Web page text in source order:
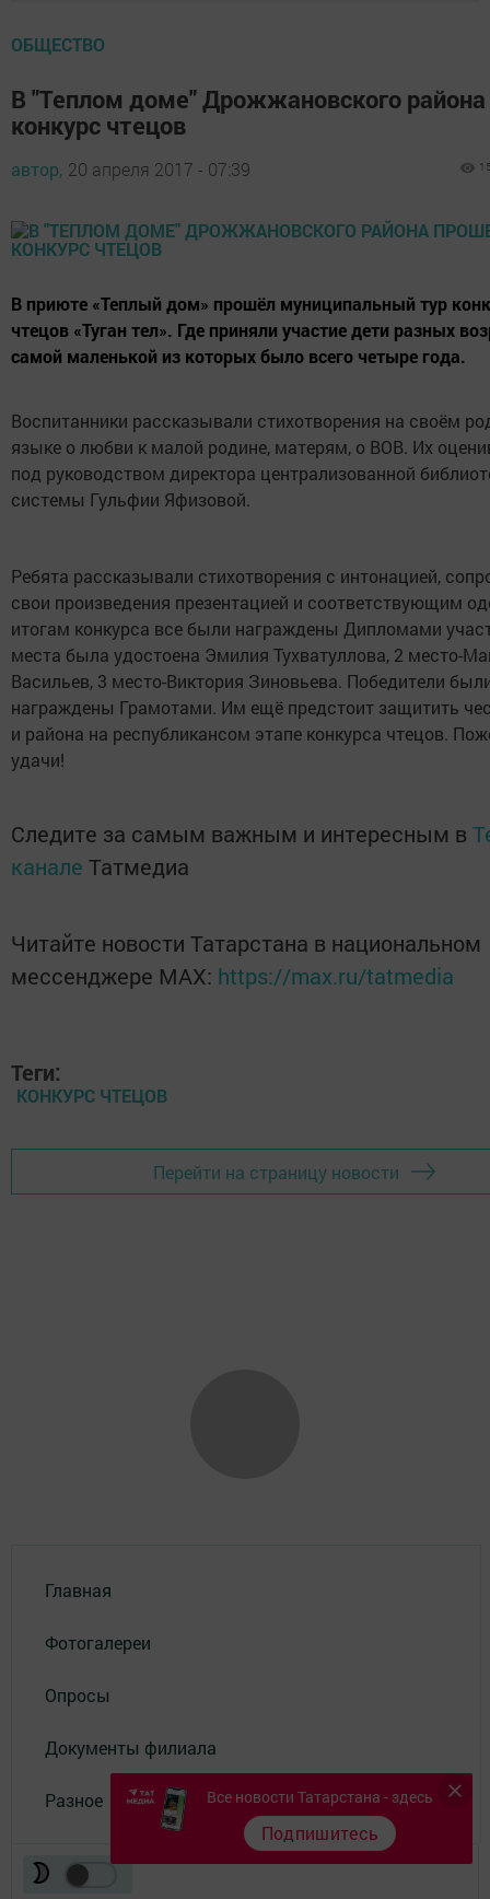
ОБЩЕСТВО
В "Теплом доме" Дрожжановского
конкурс чтецов
автор, 20 апреля 2017 - 07:39
В приюте «Теплый дом» прошёл муниципальный тур
чтецов «Туган тел». Где приняли участие дети разных
самой маленькой из которых было всего четыре года.
Воспитанники рассказывали стихотворения на своём
языке о любви к малой родине, матерям, о ВОВ. Их
под руководством директора централизованной
системы Гульфии Яфизовой.
Ребята рассказывали стихотворения с интонацией,
свои произведения презентацией и соответствующим
итогам конкурса все были награждены Дипломами
места была удостоена Эмилия Тухватуллова, 2 место-
Васильев, 3 место-Виктория Зиновьева. Победители
награждены Грамотами. Им ещё предстоит защитить
и района на республикансом этапе конкурса чтецов.
удачи!
Следите за самым важным и интересным в
канале Татмедиа
Читайте новости Татарстана в национальном
мессенджере MАХ: https://max.ru/tatmedia
Теги:
КОНКУРС ЧТЕЦОВ
Перейти на страницу новости
Главная
Фотогалереи
Опросы
Документы филиала
Разное Все новости Татарстана - здесь
Подпишитесь